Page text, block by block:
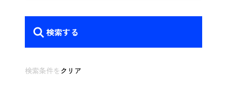
検索する
検索条件を クリア